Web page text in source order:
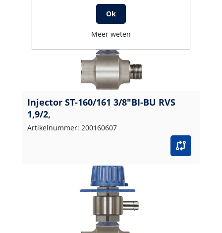
Injector ST-160/161 3/8"BI-BU RVS
1,9/2,
Artikelnummer: 200160607
Ok
Meer weten